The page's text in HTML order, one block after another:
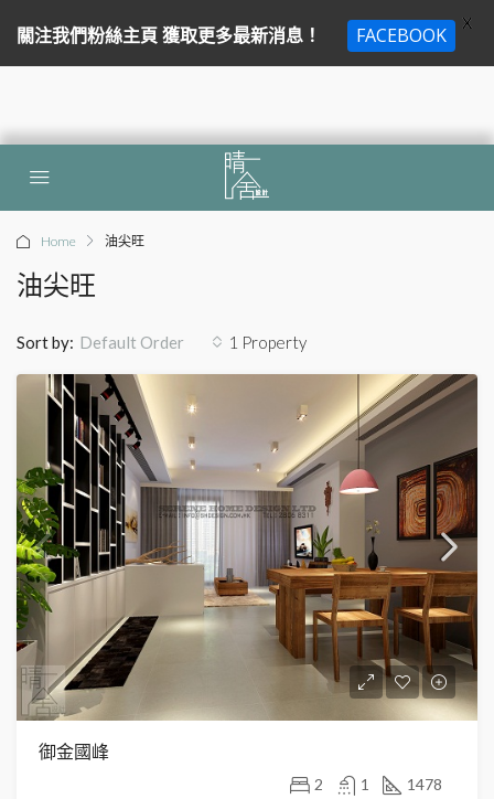
Home 油尖旺
油尖旺
1 Property
Sort by: Default Order
御金國峰
2 1 1478
關注我們粉絲主頁 獲取更多最新消息！ FACEBOOK
X